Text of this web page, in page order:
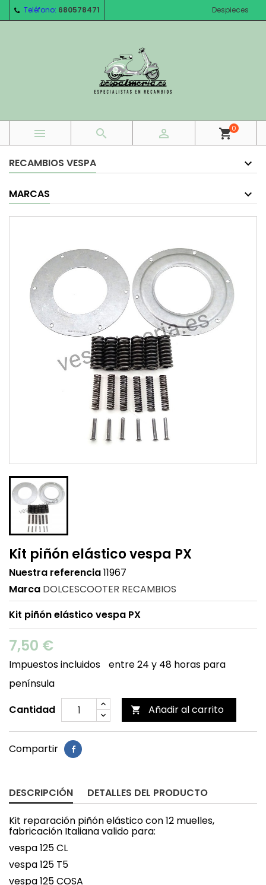
Teléfono: 680578471 Despieces
   shopping_cart0
RECAMBIOS VESPA
MARCAS
Kit piñón elástico vespa PX
Nuestra referencia11967
Marca DOLCESCOOTER RECAMBIOS
Kit piñón elástico vespa PX
7,50 €
Impuestos incluidos
entre 24 y 48 horas para
península
Cantidad
 Añadir al carrito
Compartir
DESCRIPCIÓN DETALLES DEL PRODUCTO
Kit reparación piñón elástico con 12 muelles,
fabricación Italiana valido para:
vespa 125 CL
vespa 125 T5
vespa 125 COSA